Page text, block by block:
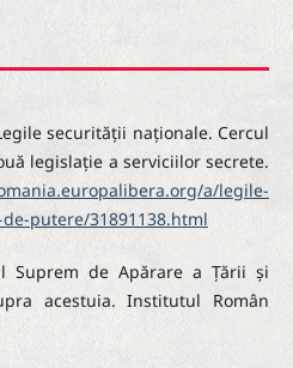
securității naționale. Cercul
legislație a serviciilor secrete.
a/legile-
putere/31891138.html
Suprem de Apărare a Țării și
acestuia. Institutul Român